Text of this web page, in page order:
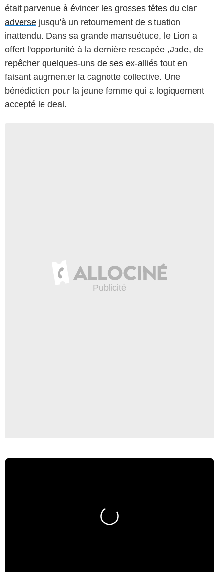
était parvenue à évincer les grosses têtes du clan
adverse jusqu'à un retournement de situation
inattendu. Dans sa grande mansuétude, le Lion a
offert l'opportunité à la dernière rescapée ,Jade, de
repêcher quelques-uns de ses ex-alliés tout en
faisant augmenter la cagnotte collective. Une
bénédiction pour la jeune femme qui a logiquement
accepté le deal.